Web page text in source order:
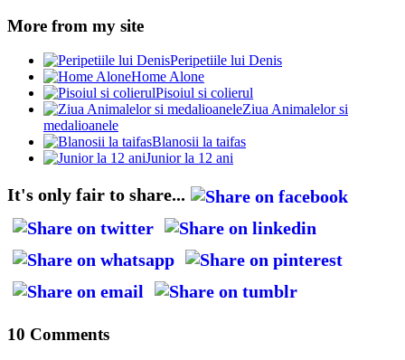
More from my site
Peripetiile lui Denis
Home Alone
Pisoiul si colierul
Ziua Animalelor si
medalioanele
Blanosii la taifas
Junior la 12 ani
It's only fair to share...
10 Comments